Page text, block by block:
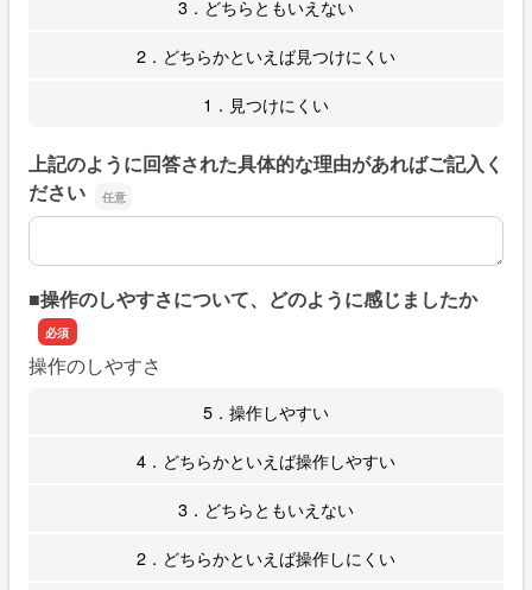
3．どちらともいえない
2．どちらかといえば見つけにくい
1．見つけにくい
上記のように回答された具体的な理由があればご記入く
ださい
上記のように回答された具体的な理由があればご記入くだ
■操作のしやすさについて、どのように感じましたか
操作のしやすさ
5．操作しやすい
4．どちらかといえば操作しやすい
3．どちらともいえない
2．どちらかといえば操作しにくい